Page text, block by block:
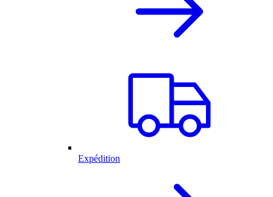
Expédition